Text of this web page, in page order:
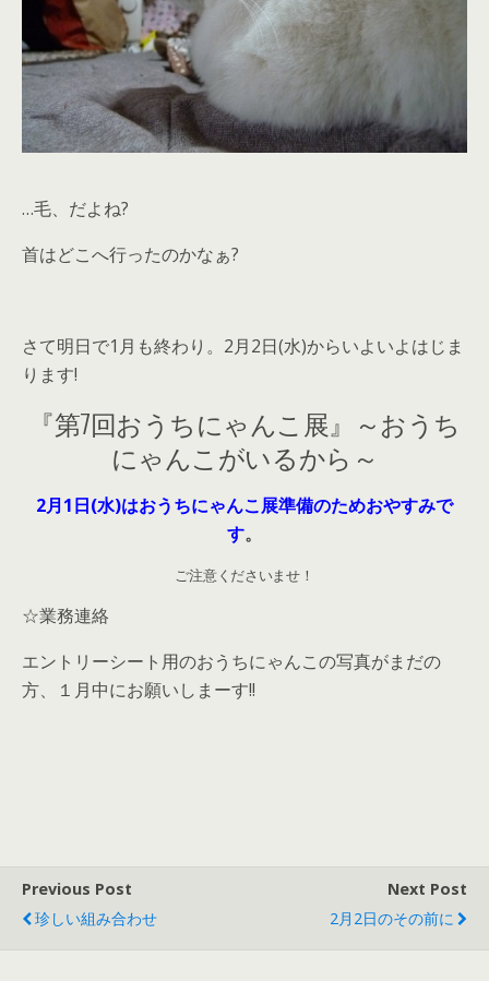
…毛、だよね?
首はどこへ行ったのかなぁ?
さて明日で1月も終わり。2月2日(水)からいよいよはじま
ります!
『第7回おうちにゃんこ展』～おうち
にゃんこがいるから～
2月1日(水)はおうちにゃんこ展準備のためおやすみで
す。
ご注意くださいませ！
☆業務連絡
エントリーシート用のおうちにゃんこの写真がまだの
方、１月中にお願いしまーす!!
Previous Post
珍しい組み合わせ
Next Post
2月2日のその前に